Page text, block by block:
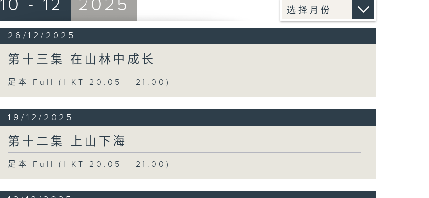
10 - 12 2025
26/12/2025
第十三集 在山林中成长
足本 Full (HKT 20:05 - 21:00)
19/12/2025
第十二集 上山下海
足本 Full (HKT 20:05 - 21:00)